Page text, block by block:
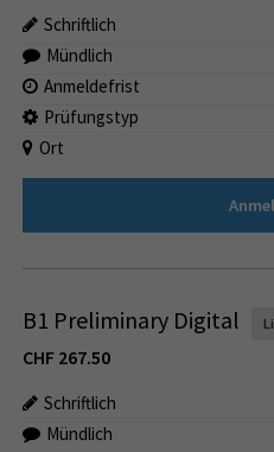
Schriftlich
Mündlich
Anmeldefrist
Prüfungstyp
Ort
B1 Preliminary Digital
CHF 267.50
Schriftlich
Mündlich